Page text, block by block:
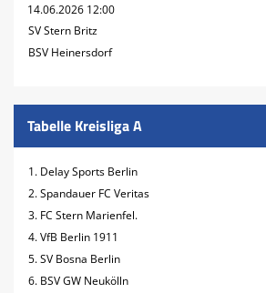
14.06.2026 12:00
SV Stern Britz
BSV Heinersdorf
Tabelle Kreisliga A
1. Delay Sports Berlin
2. Spandauer FC Veritas
3. FC Stern Marienfel.
4. VfB Berlin 1911
5. SV Bosna Berlin
6. BSV GW Neukölln